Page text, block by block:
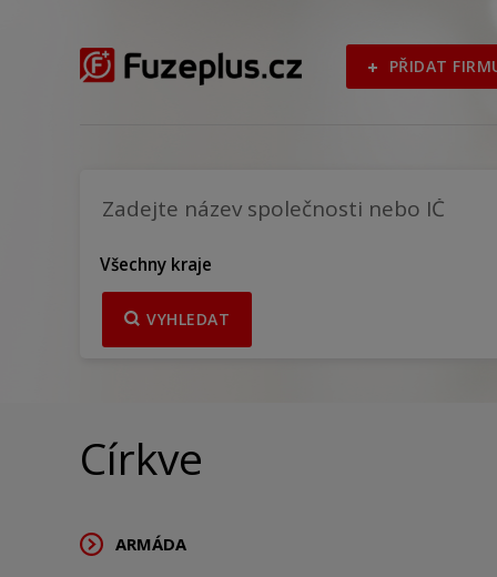
PŘIDAT
Všechny kraje
VYHLEDAT
Církve
ARMÁDA